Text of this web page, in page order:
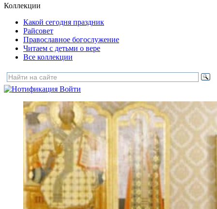
Коллекции
Какой сегодня праздник
Райсовет
Православное богослужение
Читаем с детьми о вере
Все коллекции
Войти